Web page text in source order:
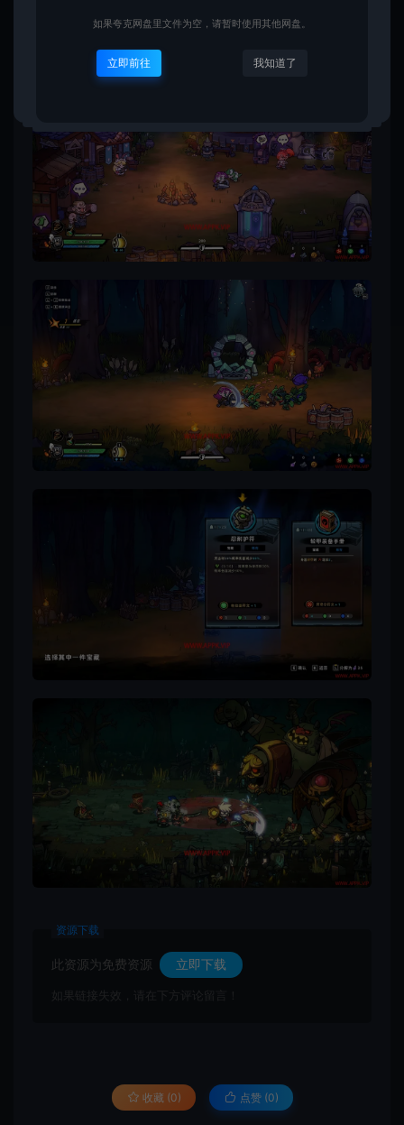
资源下载
此资源为免费资源 立即下载
如果链接失效，请在下方评论留言！
收藏 (0) 点赞 (0)
如果夸克网盘里文件为空，请暂时使用其他网盘。
立即前往 我知道了